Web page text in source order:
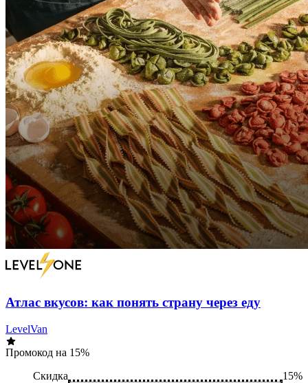
Атлас вкусов: как понять страну через еду
LevelVan
Промокод на 15%
Скидка
15%